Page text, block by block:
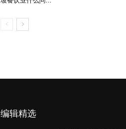
和团队的贡献，并在变革过程中不断
受到努力的价值，也激励他们继续为
通是初创企业变革项目成功的关键。
编辑精选